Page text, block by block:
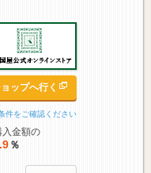
ップへ行く
件をご確認ください
入金額の
％